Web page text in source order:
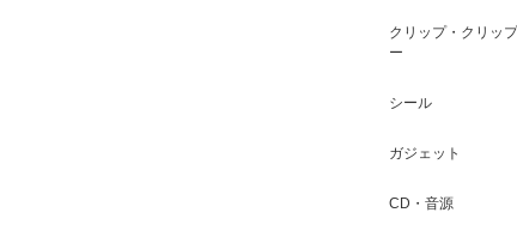
クリップ・クリッ
ー
シール
ガジェット
CD・音源